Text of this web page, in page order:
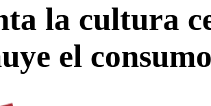
la cultura
el